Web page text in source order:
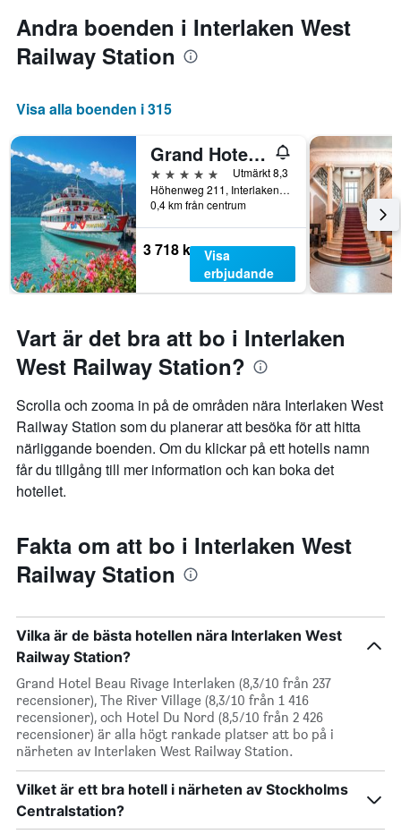
Andra boenden i Interlaken West
Railway Station
Visa alla boenden i 315
Grand Hotel Beau Rivage Interlaken
5 stjärnor
Utmärkt 8,3
Höhenweg 211, Interlaken, Bern, Schweiz
0,4 km från centrum
3 718 kr Visa
erbjudande
Vart är det bra att bo i Interlaken
West Railway Station?
Scrolla och zooma in på de områden nära Interlaken West
Railway Station som du planerar att besöka för att hitta
närliggande boenden. Om du klickar på ett hotells namn
får du tillgång till mer information och kan boka det
hotellet.
Fakta om att bo i Interlaken West
Railway Station
Vilka är de bästa hotellen nära Interlaken West
Railway Station?
Grand Hotel Beau Rivage Interlaken (8,3/10 från 237
recensioner), The River Village (8,3/10 från 1 416
recensioner), och Hotel Du Nord (8,5/10 från 2 426
recensioner) är alla högt rankade platser att bo på i
närheten av Interlaken West Railway Station.
Vilket är ett bra hotell i närheten av Stockholms
Centralstation?